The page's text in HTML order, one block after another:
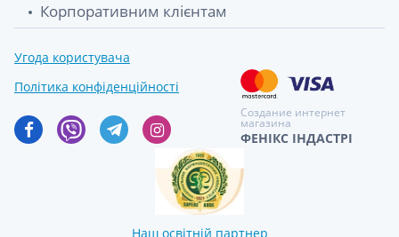
Корпоративним клієнтам
Угода користувача
Політика конфіденційності
Создание интернет
магазина
ФЕНІКС ІНДАСТРІ
Наш освітній партнер